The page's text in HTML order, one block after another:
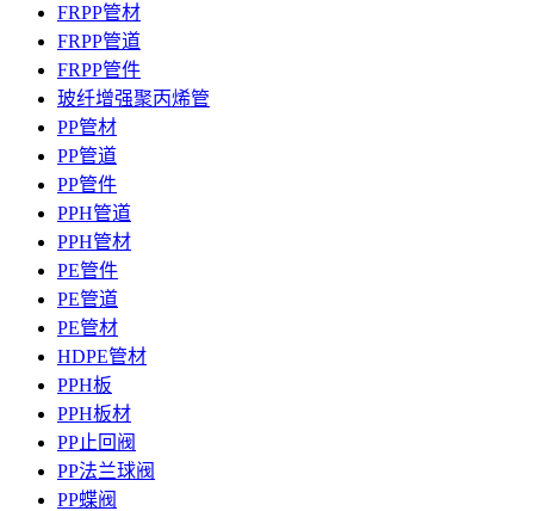
FRPP管材
FRPP管道
FRPP管件
玻纤增强聚丙烯管
PP管材
PP管道
PP管件
PPH管道
PPH管材
PE管件
PE管道
PE管材
HDPE管材
PPH板
PPH板材
PP止回阀
PP法兰球阀
PP蝶阀